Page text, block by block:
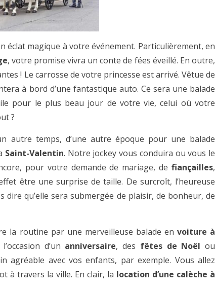
éclat magique à votre événement. Particulièrement, en
, votre promise vivra un conte de fées éveillé. En outre,
! Le carrosse de votre princesse est arrivé. Vêtue de
à bord d’une fantastique auto. Ce sera une balade
pour le plus beau jour de votre vie, celui où votre
?
autre temps, d’une autre époque pour une balade
Saint-Valentin. Notre jockey vous conduira ou vous le
pour votre demande de mariage, de fiançailles,
être une surprise de taille. De surcroît, l’heureuse
qu’elle sera submergée de plaisir, de bonheur, de
la routine par une merveilleuse balade en voiture à
d’un anniversaire, des fêtes de Noël ou
agréable avec vos enfants, par exemple. Vous allez
à travers la ville. En clair, la location d’une calèche à